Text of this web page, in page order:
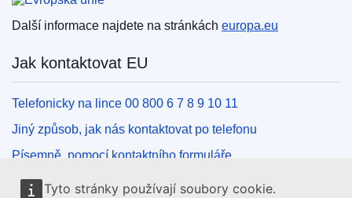
Tyto stránky používají soubory cookie.
Další informace najdete na stránkách europa.eu
Jak kontaktovat EU
Telefonicky na lince 00 800 6 7 8 9 10 11
Jiný způsob, jak nás kontaktovat po telefonu
Písemně, pomocí kontaktního formuláře
Osobně, v kontaktním místě EU